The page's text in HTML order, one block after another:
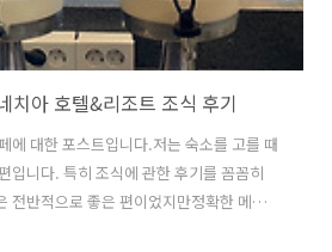
치아 호텔&리조트 조식 후기
에 대한 포스트입니다.저는 숙소를 고를 때
입니다. 특히 조식에 관한 후기를 꼼꼼히
전반적으로 좋은 편이었지만정확한 메뉴
었습니다. 먼저 식당에 들어가자마자 왼쪽